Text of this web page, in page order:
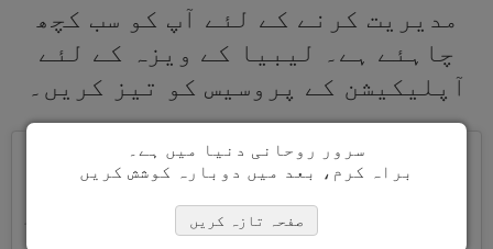
مدیریت کرنے کے لئے آپ کو سب کچھ
چاہئے ہے۔ لیبیا کے ویزہ کے لئے
آپلیکیشن کے پروسیس کو تیز کریں۔
ایک ساتھ کئی ویزے درخواست کریں
خود بخود، تکراری معلومات
درج کرنے کی ضرورت نہیں ہے
سرور روحانی دنیا میں ہے۔
براہ کرم، بعد میں دوبارہ کوشش کریں
صفحہ تازہ کریں